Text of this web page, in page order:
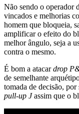
Não sendo o operador
vincados e melhorias
homem que bloqueia,
amplificar o efeito do
melhor ângulo, seja a
contra o mesmo.
É bom a atacardrop
de semelhante
tomada de decisão, por
pull-up Jassim que o